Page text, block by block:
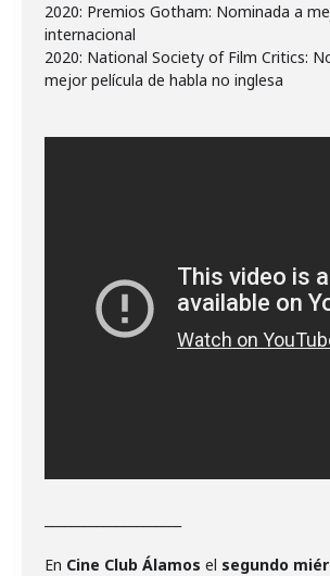
2020: Premios Gotham: Nominada a
internacional
2020: National Society of Film Critics:
mejor película de habla no inglesa
En Cine Club Álamos el segundo